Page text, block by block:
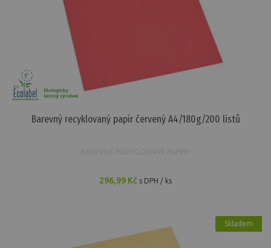
Barevný recyklovaný papír červený A4/180g/200 listů
296,99 Kč s DPH / ks
Skladem